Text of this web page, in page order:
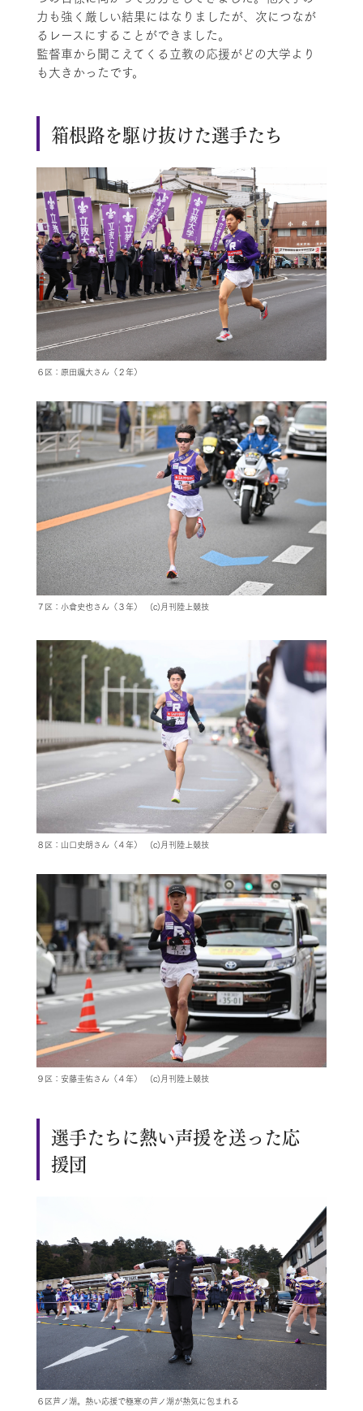
力も強く厳しい結果にはなりましたが、次につなが
るレースにすることができました。
監督車から聞こえてくる立教の応援がどの大学より
も大きかったです。
箱根路を駆け抜けた選手たち
６区：原田颯大さん（２年）
７区：小倉史也さん（３年） (c)月刊陸上競技
８区：山口史朗さん（４年） (c)月刊陸上競技
９区：安藤圭佑さん（４年） (c)月刊陸上競技
選手たちに熱い声援を送った応
援団
６区芦ノ湖。熱い応援で極寒の芦ノ湖が熱気に包まれる